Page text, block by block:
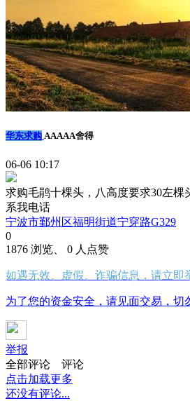
华东求购 AAAAA舍得
06-06 10:17
求购毛鹃十棵头，八高度要求30左棵
系我电话
宁波市鄞州区福明街道宁穿路G329
0
1876 浏览、 0 人点赞
如遇无效、虚假、诈骗信息，请立即
为了您的资金安全，请见面交易，切
举报
全部评论
评论
点击加载更多
还没有评论...